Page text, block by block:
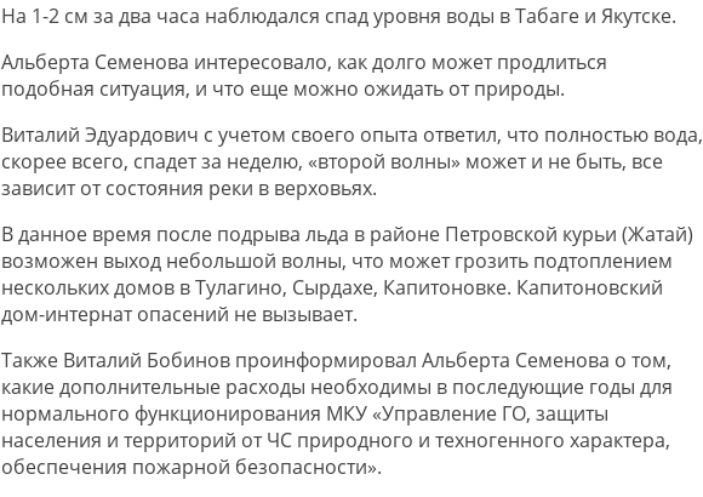
На 1-2 см за два часа наблюдался спад уровня воды в Табаге и Якутске.
Альберта Семенова интересовало, как долго может продлиться
подобная ситуация, и что еще можно ожидать от природы.
Виталий Эдуардович с учетом своего опыта ответил, что полностью вода,
скорее всего, спадет за неделю, «второй волны» может и не быть, все
зависит от состояния реки в верховьях.
В данное время после подрыва льда в районе Петровской курьи (Жатай)
возможен выход небольшой волны, что может грозить подтоплением
нескольких домов в Тулагино, Сырдахе, Капитоновке. Капитоновский
дом-интернат опасений не вызывает.
Также Виталий Бобинов проинформировал Альберта Семенова о том,
какие дополнительные расходы необходимы в последующие годы для
нормального функционирования МКУ «Управление ГО, защиты
населения и территорий от ЧС природного и техногенного характера,
обеспечения пожарной безопасности».